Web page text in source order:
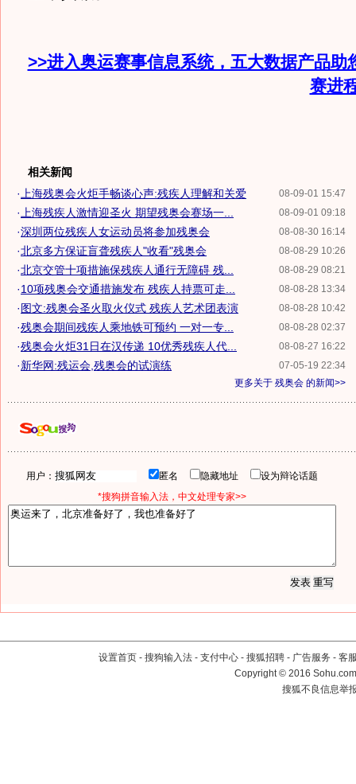
>>进入奥运赛事信息系统，五大数据产品助
赛进
相关新闻
08-09-01 15:47
· 上海残奥会火炬手畅谈心声:残疾人理解和关爱
08-09-01 09:18
· 上海残疾人激情迎圣火 期望残奥会赛场一...
08-08-30 16:14
·深圳两位残疾人女运动员将参加残奥会
08-08-29 10:26
·北京多方保证盲聋残疾人"收看"残奥会
08-08-29 08:21
·北京交管十项措施保残疾人通行无障碍 残...
08-08-28 13:34
·10项残奥会交通措施发布 残疾人持票可走...
08-08-28 10:42
·图文:残奥会圣火取火仪式 残疾人艺术团表演
08-08-28 02:37
·残奥会期间残疾人乘地铁可预约 一对一专...
08-08-27 16:22
·残奥会火炬31日在汉传递 10优秀残疾人代...
07-05-19 22:34
·新华网:残运会,残奥会的试演练
更多关于 残奥会 的新闻>>
用户： 匿名 隐藏地址
设为辩论话题
*搜狗拼音输入法，中文处理专家>>
设置首页 - 搜狗输入法 - 支付中心 - 搜狐招聘 - 广告服务 - 客
Copyright©2016
搜狐不良信息举